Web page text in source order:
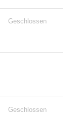
Geschlossen
Geschlossen